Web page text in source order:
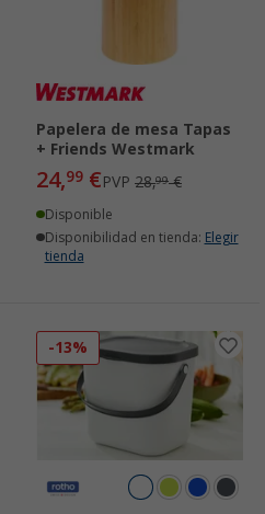
Papelera de mesa Tapas
+ Friends Westmark
24,99 €PVP 28,99€
Disponible
Disponibilidad en tienda: Elegir
tienda
-13%